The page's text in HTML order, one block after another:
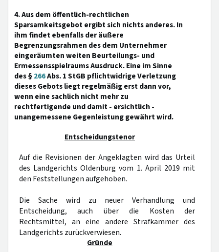
4. Aus dem öffentlich-rechtlichen
Sparsamkeitsgebot ergibt sich nichts anderes. In
ihm findet ebenfalls der äußere
Begrenzungsrahmen des dem Unternehmer
eingeräumten weiten Beurteilungs- und
Ermessensspielraums Ausdruck. Eine im Sinne
des §266Abs. 1 StGB pflichtwidrige Verletzung
dieses Gebots liegt regelmäßig erst dann vor,
wenn eine sachlich nicht mehr zu
rechtfertigende und damit - ersichtlich -
unangemessene Gegenleistung gewährt wird.
Entscheidungstenor
Auf die Revisionen der Angeklagten wird das Urteil
des Landgerichts Oldenburg vom 1. April 2019 mit
den Feststellungen aufgehoben.
Die Sache wird zu neuer Verhandlung und
Entscheidung, auch über die Kosten der
Rechtsmittel, an eine andere Strafkammer des
Landgerichts zurückverwiesen.
Gründe